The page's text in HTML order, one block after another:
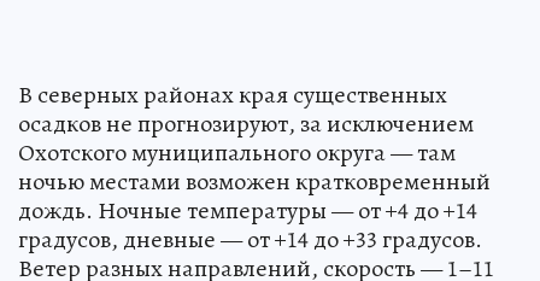
В северных районах края существенных
осадков не прогнозируют, за исключением
Охотского муниципального округа — там
ночью местами возможен кратковременный
дождь. Ночные температуры — от +4 до +14
градусов, дневные — от +14 до +33 градусов.
Ветер разных направлений, скорость — 1–11